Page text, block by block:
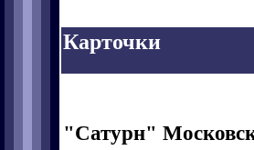
Карточки
"Сатурн"